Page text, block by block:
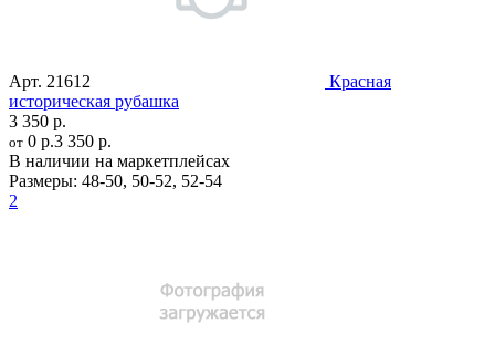
Арт. 21612
Красная
историческая рубашка
3 350 р.
от 0 р.3 350 р.
В наличии на маркетплейсах
Размеры: 48-50, 50-52, 52-54
2